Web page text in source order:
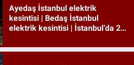
Ayedaş İstanbul elektrik
kesintisi | Bedaş İstanbul
elektrik kesintisi | İstanbul’da 21